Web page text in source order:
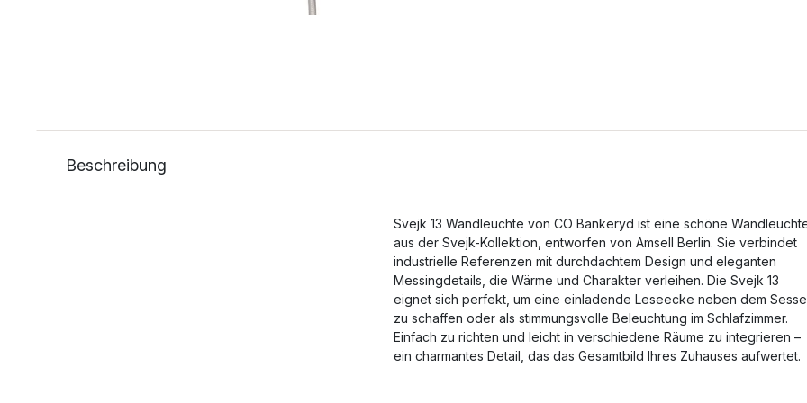
Beschreibung
Svejk 13 Wandleuchte von CO Bankeryd ist eine schöne
aus der Svejk-Kollektion, entworfen von Amsell Berlin. Sie verbindet
industrielle Referenzen mit durchdachtem Design und eleganten
Messingdetails, die Wärme und Charakter verleihen. Die Svejk 13
eignet sich perfekt, um eine einladende Leseecke neben dem
zu schaffen oder als stimmungsvolle Beleuchtung im Schlafzimmer.
Einfach zu richten und leicht in verschiedene Räume zu integrieren –
ein charmantes Detail, das das Gesamtbild Ihres Zuhauses aufwertet.